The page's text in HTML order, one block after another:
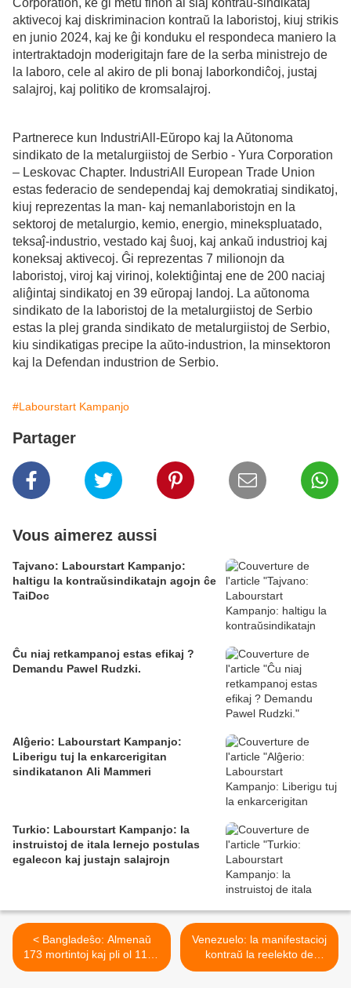
Corporation, ke ĝi metu finon al siaj kontraŭ-sindikataj
aktivecoj kaj diskriminacion kontraŭ la laboristoj, kiuj strikis
en junio 2024, kaj ke ĝi konduku el respondeca maniero la
intertraktadojn moderigitajn fare de la serba ministrejo de
la laboro, cele al akiro de pli bonaj laborkondiĉoj, justaj
salajroj, kaj politiko de kromsalajroj.
Partnerece kun IndustriAll-Eŭropo kaj la Aŭtonoma
sindikato de la metalurgiistoj de Serbio - Yura Corporation
– Leskovac Chapter. IndustriAll European Trade Union
estas federacio de sendependaj kaj demokratiaj sindikatoj,
kiuj reprezentas la man- kaj nemanlaboristojn en la
sektoroj de metalurgio, kemio, energio, minekspluatado,
teksaĵ-industrio, vestado kaj ŝuoj, kaj ankaŭ industrioj kaj
koneksaj aktivecoj. Ĝi reprezentas 7 milionojn da
laboristoj, viroj kaj virinoj, kolektiĝintaj ene de 200 naciaj
aliĝintaj sindikatoj en 39 eŭropaj landoj. La aŭtonoma
sindikato de la laboristoj de la metalurgiistoj de Serbio
estas la plej granda sindikato de metalurgiistoj de Serbio,
kiu sindikatigas precipe la aŭto-industrion, la minsektoron
kaj la Defendan industrion de Serbio.
#Labourstart Kampanjo
Partager
Vous aimerez aussi
Tajvano: Labourstart Kampanjo:
haltigu la kontraŭsindikatajn agojn ĉe
TaiDoc
Ĉu niaj retkampanoj estas efikaj ?
Demandu Pawel Rudzki.
Alĝerio: Labourstart Kampanjo:
Liberigu tuj la enkarcerigitan
sindikatanon Ali Mammeri
Turkio: Labourstart Kampanjo: la
instruistoj de itala lernejo postulas
egalecon kaj justajn salajrojn
< Bangladeŝo: Almenaŭ
173 mortintoj kaj pli ol 1100
arestoj
Venezuelo: la manifestacioj
kontraŭ la reelekto de
Maduro okazigis almenaŭ 4